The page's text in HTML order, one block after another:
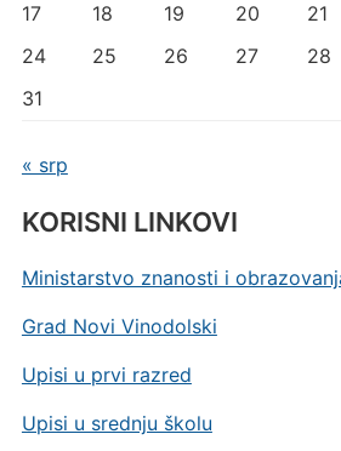
17
18 19 20 21
24
25 26 27 28
31
« srp
KORISNI LINKOVI
Ministarstvo znanosti i
Grad Novi Vinodolski
Upisi u prvi razred
Upisi u srednju školu